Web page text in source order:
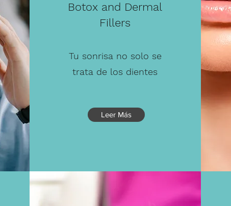
Botox and Dermal
Fillers
Tu sonrisa no solo se
trata de los dientes
Leer Más